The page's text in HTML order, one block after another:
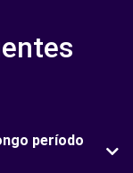
período